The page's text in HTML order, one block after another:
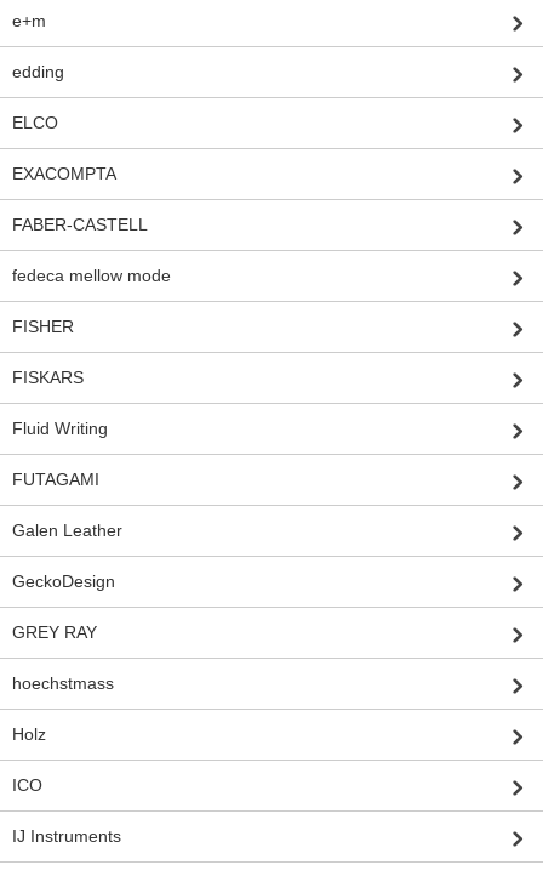
e+m
edding
ELCO
EXACOMPTA
FABER-CASTELL
fedeca mellow mode
FISHER
FISKARS
Fluid Writing
FUTAGAMI
Galen Leather
GeckoDesign
GREY RAY
hoechstmass
Holz
ICO
IJ Instruments